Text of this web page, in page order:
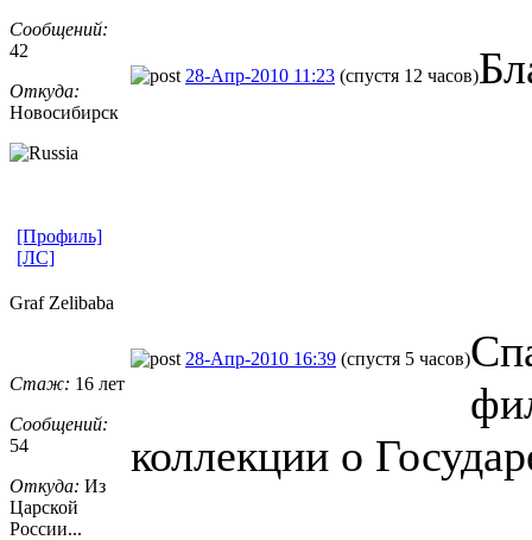
Сообщений:
42
Откуда:
Новосибирск
28-Апр-2010 11:23 (спустя 12 часов)
[Профиль]
[ЛС]
Graf Zelibaba
Стаж: 16 лет
Сообщений:
54
Откуда: Из
Царской
России...
28-Апр-2010 16:39 (спустя 5 часов)
коллекции о